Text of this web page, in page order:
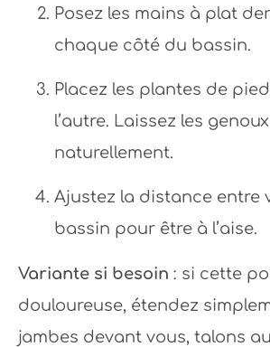
Posez les mains à plat
chaque côté du bassin.
Placez les plantes de
l’autre. Laissez les
naturellement.
Ajustez la distance entre
bassin pour être à l’aise.
Variante si besoin : si cette
douloureuse, étendez
jambes devant vous, talons